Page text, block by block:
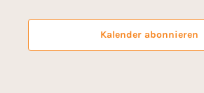
Kalender abonnieren